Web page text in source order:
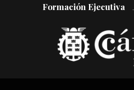
Formación Ejecutiva